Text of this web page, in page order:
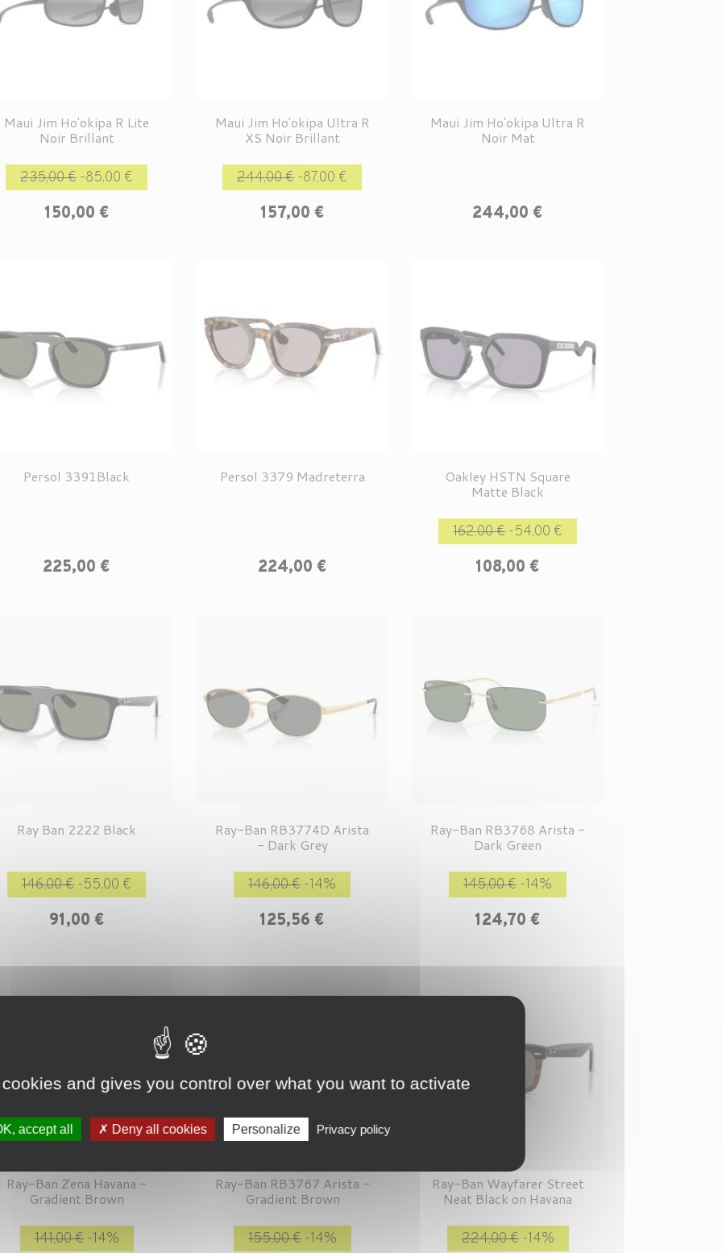
Maui Jim Ho'okipa R Lite
Noir Brillant
Prix de base
235,00 €-85,00 €
150,00 €
Maui Jim Ho'okipa Ultra R
XS Noir Brillant
Prix de base
244,00 € -87,00 €
157,00 €
Maui Jim Ho'okipa Ultra R
Noir Mat
Prix
244,00 €
Persol 3391Black
Prix
225,00 €
Persol 3379 Madreterra
Prix
224,00 €
Oakley HSTN Square
Matte Black
Prix de base
162,00 € -54,00 €
108,00 €
Ray Ban 2222 Black
Prix de base
146,00 €-55,00 €
91,00 €
Ray-Ban RB3774D Arista
- Dark Grey
Prix de base
146,00 € -14%
125,56 €
Ray-Ban RB3768 Arista -
Dark Green
Prix de base
145,00 € -14%
124,70 €
Ray-Ban Zena Havana -
Gradient Brown
Prix de base
141,00 €-14%
Ray-Ban RB3767 Arista -
Gradient Brown
Prix de base
155,00 €-14%
Ray-Ban Wayfarer Street
Neat Black on Havana
Prix de base
224,00 €-14%
and gives you control over what you want to activate
accept all Deny all cookies Personalize Privacy policy